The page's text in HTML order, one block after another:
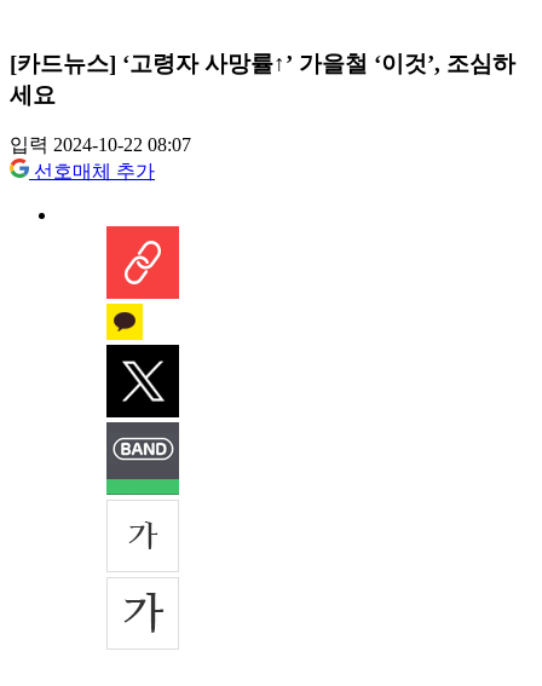
[카드뉴스] ‘고령자 사망률↑’ 가을철 ‘이것’, 조심하
세요
입력 2024-10-22 08:07
선호매체 추가